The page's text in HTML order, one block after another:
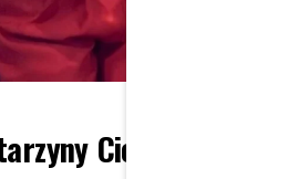
Cichopek i